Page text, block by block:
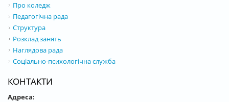
Про коледж
Педагогічна рада
Структура
Розклад занять
Наглядова рада
Соціально-психологічна служба
КОНТАКТИ
Адреса: